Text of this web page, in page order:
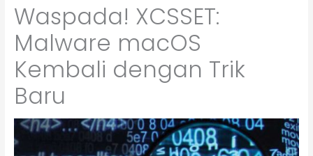
Waspada! XCSSET:
Malware macOS
Kembali dengan Trik
Baru